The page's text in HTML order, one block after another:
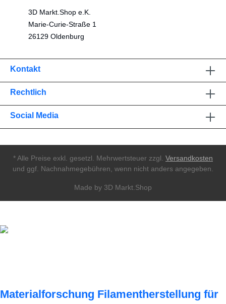
3D Markt.Shop e.K.
Marie-Curie-Straße 1
26129 Oldenburg
Kontakt
Rechtlich
Social Media
* Alle Preise exkl. gesetzl. Mehrwertsteuer zzgl. Versandkosten
und ggf. Nachnahmegebühren, wenn nicht anders angegeben.
Made by 3D Markt.Shop
Materialforschung Filamentherstellung für